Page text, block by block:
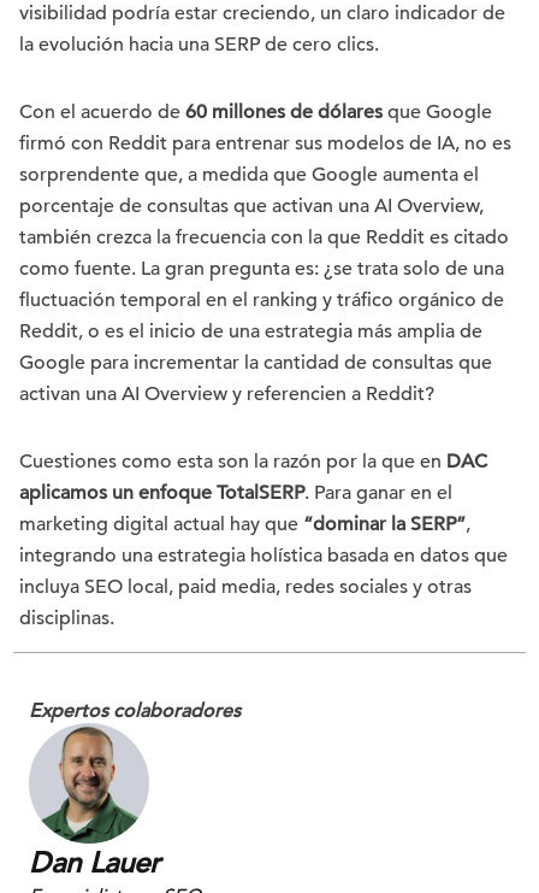
visibilidad podría estar creciendo, un claro indicador de
la evolución hacia una SERP de cero clics.
Con el acuerdo de 60 millones de dólares que Google
firmó con Reddit para entrenar sus modelos de IA, no es
sorprendente que, a medida que Google aumenta el
porcentaje de consultas que activan una AI Overview,
también crezca la frecuencia con la que Reddit es citado
como fuente. La gran pregunta es: ¿se trata solo de una
fluctuación temporal en el ranking y tráfico orgánico de
Reddit, o es el inicio de una estrategia más amplia de
Google para incrementar la cantidad de consultas que
activan una AI Overview y referencien a Reddit?
Cuestiones como esta son la razón por la que en DAC
aplicamos un enfoque TotalSERP. Para ganar en el
marketing digital actual hay que “dominar la SERP”,
integrando una estrategia holística basada en datos que
incluya SEO local, paid media, redes sociales y otras
disciplinas.
Expertos colaboradores
Dan Lauer